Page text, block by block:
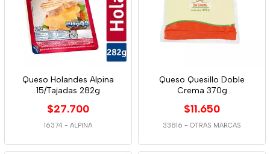
Queso Holandes Alpina
15/Tajadas 282g
$27.700
16374 - ALPINA
Queso Quesillo Doble
Crema 370g
$11.650
33816 - OTRAS MARCAS